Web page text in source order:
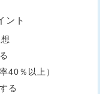
ント
40％以上）
る